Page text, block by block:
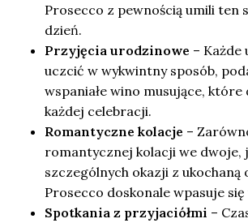
Prosecco z pewnością umili ten
dzień.
Przyjęcia urodzinowe – Każde
uczcić w wykwintny sposób,
wspaniałe wino musujące, które
każdej celebracji.
Romantyczne kolacje –
romantycznej kolacji we dwoje,
szczególnych okazji z ukochaną
Prosecco doskonale wpasuje
Spotkania z przyjaciółmi –